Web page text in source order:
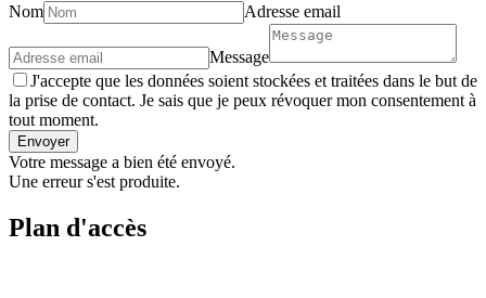
Nom Adresse email
Message
J'accepte que les données soient stockées et traitées dans le but de
la prise de contact. Je sais que je peux révoquer mon consentement à
tout moment.
Envoyer
Votre message a bien été envoyé.
Une erreur s'est produite.
Plan d'accès